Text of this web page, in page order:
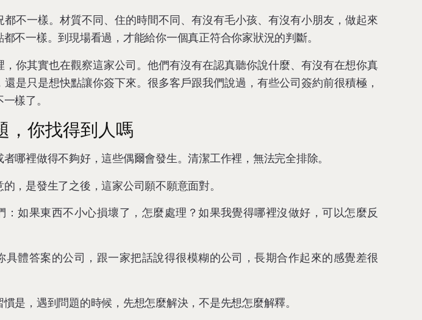
都不一樣。材質不同、住的時間不同、有沒有毛小孩、有沒有小朋友，做起來
不一樣。到現場看過，才能給你一個真正符合你家狀況的判斷。
，你其實也在觀察這家公司。他們有沒有在認真聽你說什麼、有沒有在想你真
還是只是想快點讓你簽下來。很多客戶跟我們說過，有些公司簽約前很積極，
樣了。
，你找得到人嗎
哪裡做得不夠好，這些偶爾會發生。清潔工作裡，無法完全排除。
，是發生了之後，這家公司願不願意面對。
：如果東西不小心損壞了，怎麼處理？如果我覺得哪裡沒做好，可以怎麼反
具體答案的公司，跟一家把話說得很模糊的公司，長期合作起來的感覺差很
是，遇到問題的時候，先想怎麼解決，不是先想怎麼解釋。